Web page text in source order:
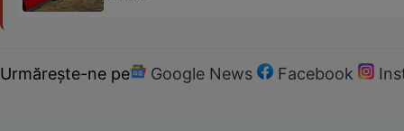
Urmărește-ne pe Google News Facebook